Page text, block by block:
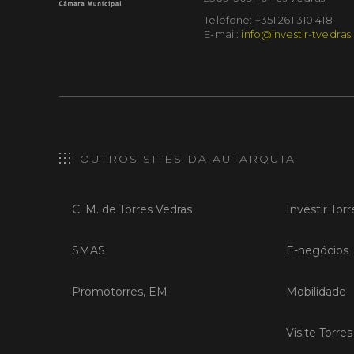
Telefone: +351 261 310 418
E-mail: info@investir-
OUTROS SITES DA AUTARQUIA
C. M. de Torres Vedras
SMAS
Promotorres, EM
Investir
E-negócios
Mobilidade
Visite